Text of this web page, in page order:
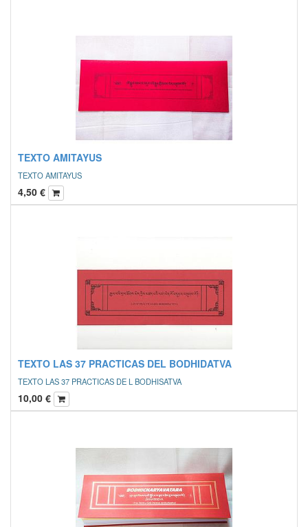
TEXTO AMITAYUS
TEXTO AMITAYUS
4,50 €
TEXTO LAS 37 PRACTICAS DEL BODHIDATVA
TEXTO LAS 37 PRACTICAS DE L BODHISATVA
10,00 €